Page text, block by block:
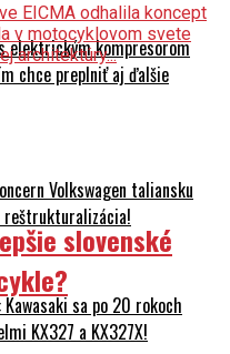
elektrickým kompresorom
chce preplniť aj ďalšie
Volkswagen taliansku
Kawasaki sa po 20 rokoch
KX327 a KX327X!
EICMA odhalila koncept
v motocyklovom svete
architektúry...
slovenské